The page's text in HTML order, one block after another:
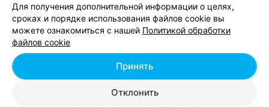
Добавить компанию
Добавить специалиста
Для получения дополнительной информации о целях,
сроках и порядке использования файлов cookie вы
можете ознакомиться с нашей Политикой обработки
файлов cookie
Отклонить
Принять